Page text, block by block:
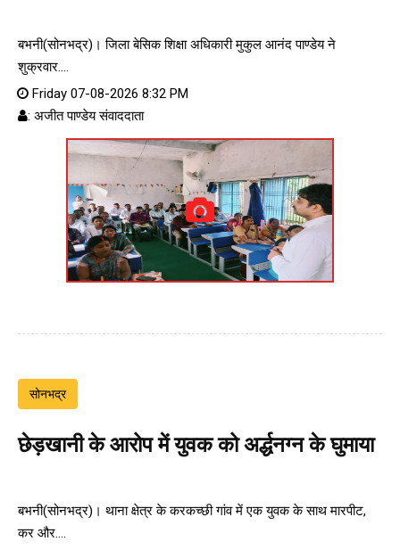
बभनी(सोनभद्र)। जिला बेसिक शिक्षा अधिकारी मुकुल आनंद पाण्डेय ने
शुक्रवार....
Friday 07-08-2026 8:32 PM
: अजीत पाण्डेय संवाददाता
सोनभद्र
छेड़खानी के आरोप में युवक को अर्द्धनग्न के घुमाया
बभनी(सोनभद्र)। थाना क्षेत्र के करकच्छी गांव में एक युवक के साथ मारपीट,
कर और....